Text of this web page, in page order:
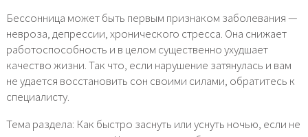
Бессонница может быть первым признаком заболевания —
невроза, депрессии, хронического стресса. Она снижает
работоспособность и в целом существенно ухудшает
качество жизни. Так что, если нарушение затянулась и вам
не удается восстановить сон своими силами, обратитесь к
специалисту.
Тема раздела: Как быстро заснуть или уснуть ночью, если не